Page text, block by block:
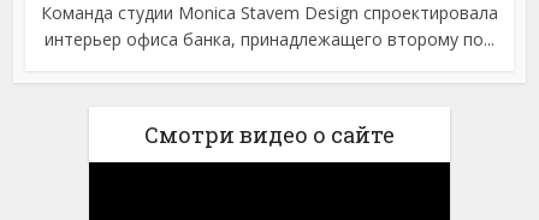
Команда студии Monica Stavem Design спроектировала
интерьер офиса банка, принадлежащего второму по...
Смотри видео о сайте